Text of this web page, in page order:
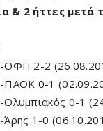
& 2 ήττες
ΟΦΗ 2-2
ΠΑΟΚ 0-1
Ολυμπιακός 0-1
Άρης 1-0